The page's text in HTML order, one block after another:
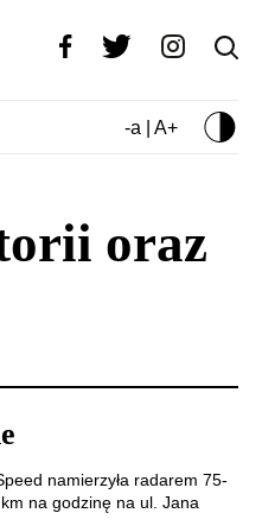
-a | A+
oraz
namierzyła radarem 75-
km na godzinę na ul. Jana